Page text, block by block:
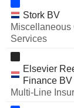
Stork BV
Miscellaneous
Services
Elsevier
Finance BV
Multi-Line